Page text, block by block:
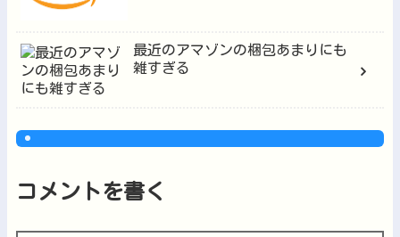
最近のアマゾンの梱包あまりにも
雑すぎる
コメントを書く